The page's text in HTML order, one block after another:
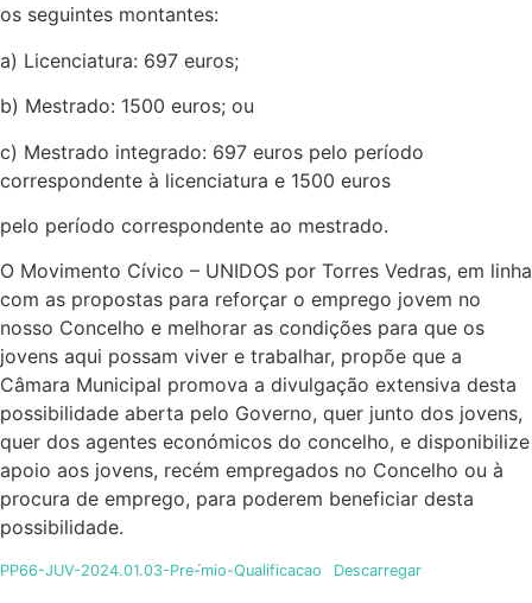
os seguintes montantes:
a) Licenciatura: 697 euros;
b) Mestrado: 1500 euros; ou
c) Mestrado integrado: 697 euros pelo período
correspondente à licenciatura e 1500 euros
pelo período correspondente ao mestrado.
O Movimento Cívico – UNIDOS por Torres Vedras, em linha
com as propostas para reforçar o emprego jovem no
nosso Concelho e melhorar as condições para que os
jovens aqui possam viver e trabalhar, propõe que a
Câmara Municipal promova a divulgação extensiva desta
possibilidade aberta pelo Governo, quer junto dos jovens,
quer dos agentes económicos do concelho, e disponibilize
apoio aos jovens, recém empregados no Concelho ou à
procura de emprego, para poderem beneficiar desta
possibilidade.
PP66-JUV-2024.01.03-Pre-́mio-Qualificacao Descarregar